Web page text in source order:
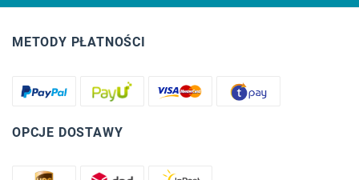
METODY PŁATNOŚCI
OPCJE DOSTAWY